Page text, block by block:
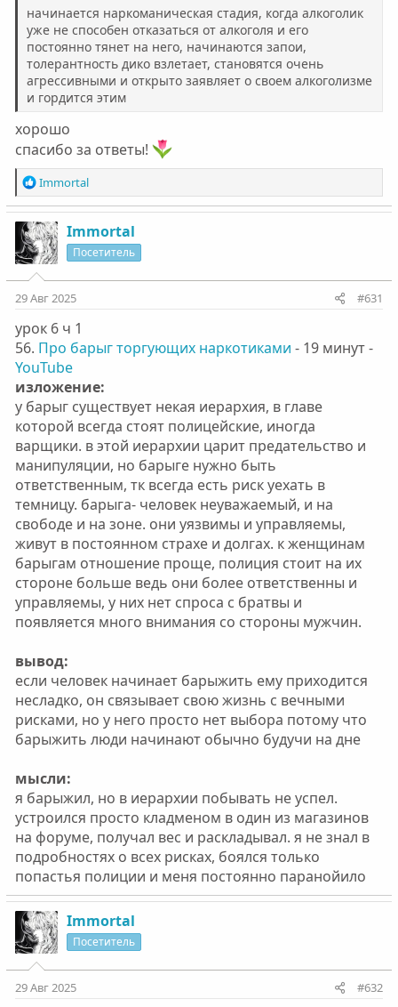
начинается наркоманическая стадия, когда алкоголик
уже не способен отказаться от алкоголя и его
постоянно тянет на него, начинаются запои,
толерантность дико взлетает, становятся очень
агрессивными и открыто заявляет о своем алкоголизме
и гордится этим
хорошо
спасибо за ответы!
Р
е
а
к
ц
и
и
:
Immortal
Immortal
Посетитель
29 Авг 2025 #631
урок 6 ч 1
56. Про барыг торгующих наркотиками - 19 минут -
YouTube
изложение:
у барыг существует некая иерархия, в главе
которой всегда стоят полицейские, иногда
варщики. в этой иерархии царит предательство и
манипуляции, но барыге нужно быть
ответственным, тк всегда есть риск уехать в
темницу. барыга- человек неуважаемый, и на
свободе и на зоне. они уязвимы и управляемы,
живут в постоянном страхе и долгах. к женщинам
барыгам отношение проще, полиция стоит на их
стороне больше ведь они более ответственны и
управляемы, у них нет спроса с братвы и
появляется много внимания со стороны мужчин.
вывод:
если человек начинает барыжить ему приходится
несладко, он связывает свою жизнь с вечными
рисками, но у него просто нет выбора потому что
барыжить люди начинают обычно будучи на дне
мысли:
я барыжил, но в иерархии побывать не успел.
устроился просто кладменом в один из магазинов
на форуме, получал вес и раскладывал. я не знал в
подробностях о всех рисках, боялся только
попастья полиции и меня постоянно паранойило
Immortal
Посетитель
29 Авг 2025 #632